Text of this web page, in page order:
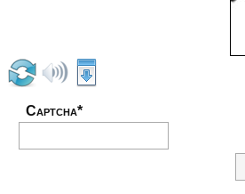
Captcha*